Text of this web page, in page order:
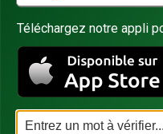
Téléchargez notre appli